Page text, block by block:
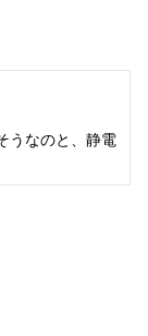
うなのと、静電